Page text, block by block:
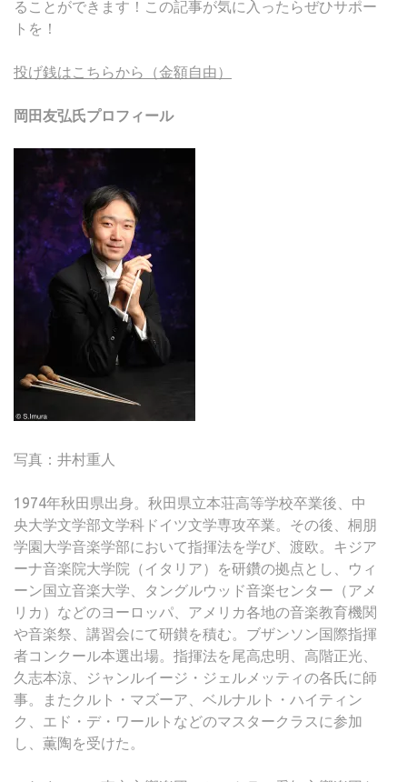
ることができます！この記事が気に入ったらぜひサポー
トを！
投げ銭はこちらから（金額自由）
岡田友弘氏プロフィール
写真：井村重人
1974年秋田県出身。秋田県立本荘高等学校卒業後、中
央大学文学部文学科ドイツ文学専攻卒業。その後、桐朋
学園大学音楽学部において指揮法を学び、渡欧。キジア
ーナ音楽院大学院（イタリア）を研鑽の拠点とし、ウィ
ーン国立音楽大学、タングルウッド音楽センター（アメ
リカ）などのヨーロッパ、アメリカ各地の音楽教育機関
や音楽祭、講習会にて研鑚を積む。ブザンソン国際指揮
者コンクール本選出場。指揮法を尾高忠明、高階正光、
久志本涼、ジャンルイージ・ジェルメッティの各氏に師
事。またクルト・マズーア、ベルナルト・ハイティン
ク、エド・デ・ワールトなどのマスタークラスに参加
し、薫陶を受けた。